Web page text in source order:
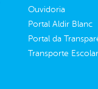
Ouvidoria
Portal Aldir Blanc
Portal da
Transporte Escolar